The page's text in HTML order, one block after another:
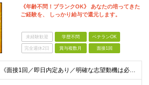
《年齢不問！ブランクOK》 あなたの培ってきた
ご経験を、 しっかり給与で還元します。
未経験歓迎 学歴不問 ベテランOK
完全週休2日 賞与複数月 面接1回
《面接1回／即日内定あり／明確な志望動機は必要なし》 ◆学歴・年齢不問 ◆建設業界での実務経験や設備設計（電気設備、空調・衛生設備）、土木設計（橋梁／トンネル・道路・造成／上下水道）などの業界経験者